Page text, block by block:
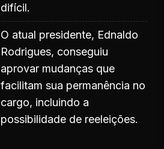
difícil.
O atual presidente, Ednaldo
Rodrigues, conseguiu
aprovar mudanças que
facilitam sua permanência no
cargo, incluindo a
possibilidade de reeleições.